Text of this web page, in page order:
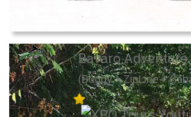
Bavaro Adventure
(Buggy + ZipLine +